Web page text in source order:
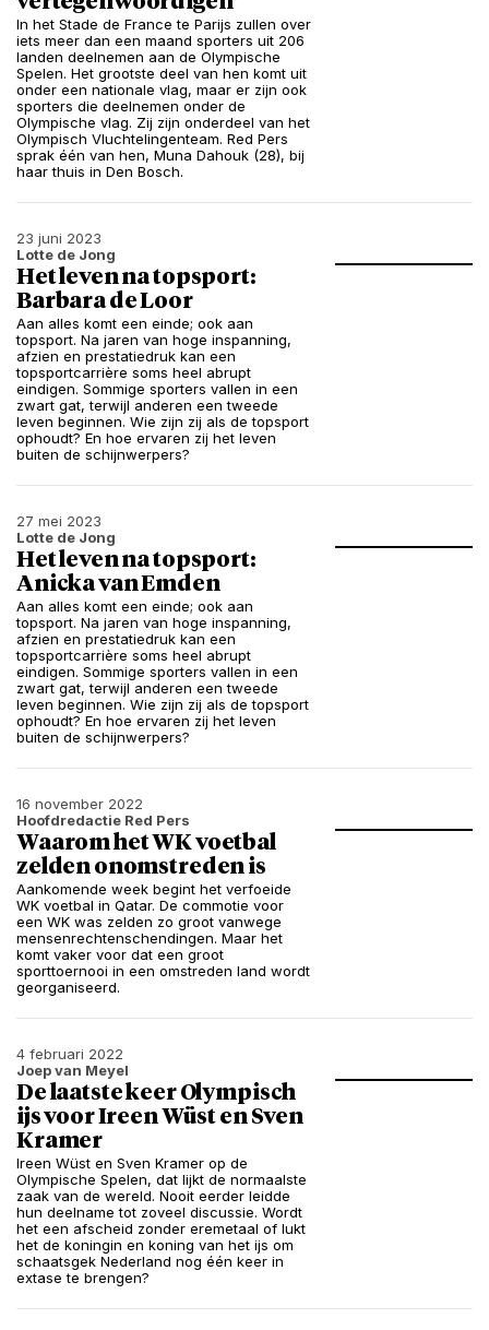
In het Stade de France te Parijs zullen over
iets meer dan een maand sporters uit 206
landen deelnemen aan de Olympische
Spelen. Het grootste deel van hen komt uit
onder een nationale vlag, maar er zijn ook
sporters die deelnemen onder de
Olympische vlag. Zij zijn onderdeel van het
Olympisch Vluchtelingenteam. Red Pers
sprak één van hen, Muna Dahouk (28), bij
haar thuis in Den Bosch.
23 juni 2023
Lotte de Jong
Het leven na topsport:
Barbara de Loor
Aan alles komt een einde; ook aan
topsport. Na jaren van hoge inspanning,
afzien en prestatiedruk kan een
topsportcarrière soms heel abrupt
eindigen. Sommige sporters vallen in een
zwart gat, terwijl anderen een tweede
leven beginnen. Wie zijn zij als de topsport
ophoudt? En hoe ervaren zij het leven
buiten de schijnwerpers?
27 mei 2023
Lotte de Jong
Het leven na topsport:
Anicka van Emden
Aan alles komt een einde; ook aan
topsport. Na jaren van hoge inspanning,
afzien en prestatiedruk kan een
topsportcarrière soms heel abrupt
eindigen. Sommige sporters vallen in een
zwart gat, terwijl anderen een tweede
leven beginnen. Wie zijn zij als de topsport
ophoudt? En hoe ervaren zij het leven
buiten de schijnwerpers?
16 november 2022
Hoofdredactie Red Pers
Waarom het WK voetbal
zelden onomstreden is
Aankomende week begint het verfoeide
WK voetbal in Qatar. De commotie voor
een WK was zelden zo groot vanwege
mensenrechtenschendingen. Maar het
komt vaker voor dat een groot
sporttoernooi in een omstreden land wordt
georganiseerd.
4 februari 2022
Joep van Meyel
De laatste keer Olympisch
ijs voor Ireen Wüst en Sven
Kramer
Ireen Wüst en Sven Kramer op de
Olympische Spelen, dat lijkt de normaalste
zaak van de wereld. Nooit eerder leidde
hun deelname tot zoveel discussie. Wordt
het een afscheid zonder eremetaal of lukt
het de koningin en koning van het ijs om
schaatsgek Nederland nog één keer in
extase te brengen?